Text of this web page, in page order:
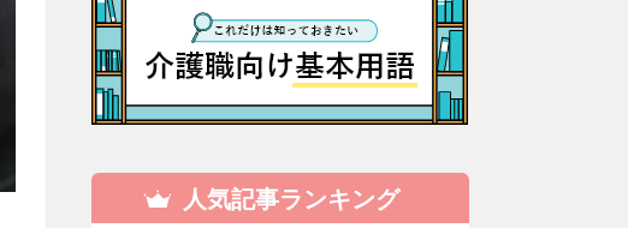
人気記事ランキング